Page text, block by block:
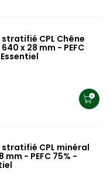
CPL Chêne
x 28 mm - PEFC
CPL minéral
mm - PEFC 75% -